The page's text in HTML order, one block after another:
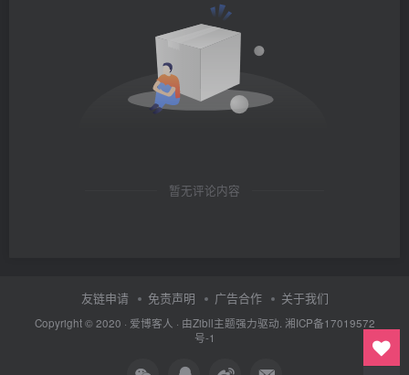
暂无评论内容
友链申请 免责声明 广告合作 关于我们
Copyright © 2020 · 爱博客人 · 由Zibll主题强力驱动. 湘ICP备17019572
号-1